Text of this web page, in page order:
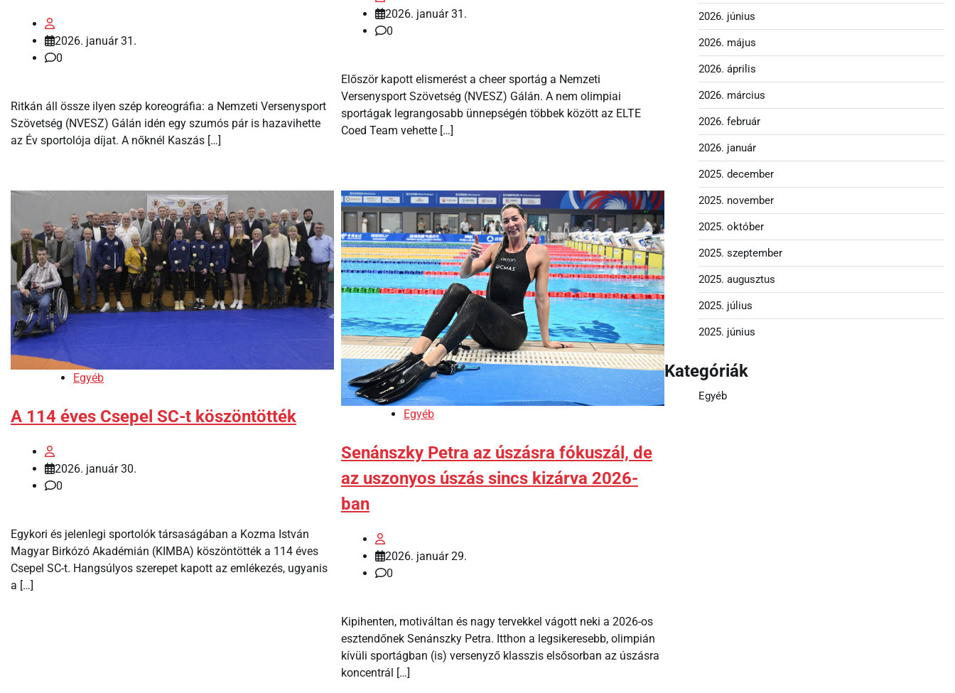
2026. január 31.
0
Ritkán áll össze ilyen szép koreográfia: a Nemzeti Versenysport
Szövetség (NVESZ) Gálán idén egy szumós pár is hazavihette
az Év sportolója díjat. A nőknél Kaszás […]
2026. január 31.
0
Először kapott elismerést a cheer sportág a Nemzeti
Versenysport Szövetség (NVESZ) Gálán. A nem olimpiai
sportágak legrangosabb ünnepségén többek között az ELTE
Coed Team vehette […]
Egyéb
A 114 éves Csepel SC-t köszöntötték
2026. január 30.
0
Egykori és jelenlegi sportolók társaságában a Kozma István
Magyar Birkózó Akadémián (KIMBA) köszöntötték a 114 éves
Csepel SC-t. Hangsúlyos szerepet kapott az emlékezés, ugyanis
a […]
Egyéb
Senánszky Petra az úszásra fókuszál, de
az uszonyos úszás sincs kizárva 2026-
ban
2026. január 29.
0
Kipihenten, motiváltan és nagy tervekkel vágott neki a 2026-os
esztendőnek Senánszky Petra. Itthon a legsikeresebb, olimpián
kívüli sportágban (is) versenyző klasszis elsősorban az úszásra
koncentrál […]
2026. június
2026. május
2026. április
2026. március
2026. február
2026. január
2025. december
2025. november
2025. október
2025. szeptember
2025. augusztus
2025. július
2025. június
Kategóriák
Egyéb